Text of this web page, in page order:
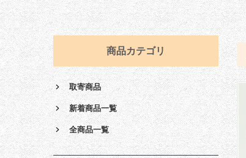
商品カテゴリ
取寄商品
新着商品一覧
全商品一覧